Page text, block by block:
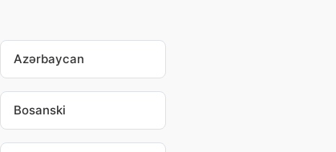
Azərbaycan
Bosanski